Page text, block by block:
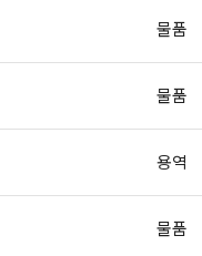
물품
물품
용역
물품